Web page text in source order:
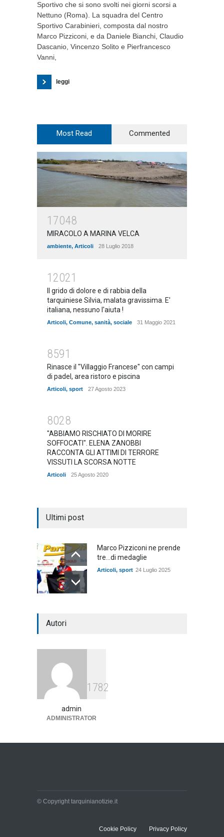
Sportivo che si sono svolti nei giorni scorsi a
Nettuno (Roma). La squadra del Centro
Sportivo Carabinieri, composta dal nostro
Marco Pizziconi, e da Daniele Bianchi, Claudio
Dascanio, Vincenzo Solito e Pierfrancesco
Vanni,
leggi
Most Read Commented
17048
MIRACOLO A MARINA VELCA
ambiente, Articoli 28 Luglio 2018
12021
Il grido di dolore e di rabbia della
tarquiniese Silvia, malata gravissima. E'
italiana, nessuno l'aiuta !
Articoli, Comune, sanità, sociale 31 Maggio 2021
8591
Rinasce il "Villaggio Francese" con campi
di padel, area ristoro e piscina
Articoli, sport 27 Agosto 2023
8028
"ABBIAMO RISCHIATO DI MORIRE
SOFFOCATI". ELENA ZANOBBI
RACCONTA GLI ATTIMI DI TERRORE
VISSUTI LA SCORSA NOTTE
Articoli 25 Agosto 2020
Ultimi post
Marco Pizziconi ne prende
tre...di medaglie
Articoli, sport 24 Luglio 2025
Autori
1782
admin
ADMINISTRATOR
© Copyright tarquinianotizie.it
Cookie Policy Privacy Policy